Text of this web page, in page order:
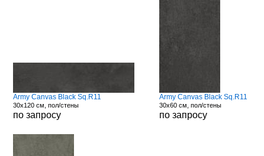
Army Canvas Black Sq.R11
30x120 см, пол/стены
по запросу
Army Canvas Black Sq.R11
30x60 см, пол/стены
по запросу